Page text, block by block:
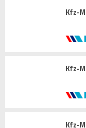
Kfz-
Kfz-
Kfz-